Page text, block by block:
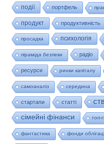
події портфель
продукт продуктивність
просадка психологія
піраміда безпеки радіо
ресурси ринки капіталу
самоаналіз середина
стартапи статті
сімейні фінанси топ-
фантастика фонди